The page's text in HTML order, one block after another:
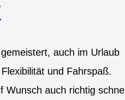
auch im Urlaub
und Fahrspaß.
auch richtig schnell